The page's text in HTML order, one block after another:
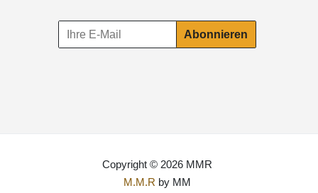
Copyright © 2026 MMR
M.M.R by MM